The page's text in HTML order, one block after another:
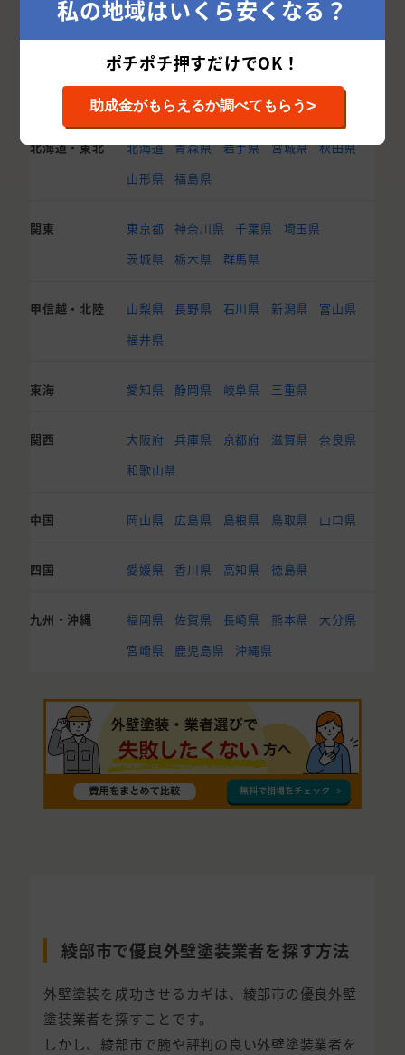
他都道府県から外壁塗装業者を探す
北海道・東北 北海道 青森県 岩手県 宮城県
秋田県
山形県
福島県
関東 東京都 神奈川県 千葉県
埼玉県
茨城県
栃木県 群馬県
甲信越・北陸 山梨県 長野県 石川県 新潟県
富山県
福井県
東海 愛知県 静岡県 岐阜県 三重県
関西 大阪府 兵庫県 京都府 滋賀県
奈良県
和歌山県
中国 岡山県 広島県 島根県 鳥取県 山口県
四国 愛媛県 香川県 高知県 徳島県
九州・沖縄 福岡県 佐賀県 長崎県 熊本県
大分県
宮崎県
鹿児島県 沖縄県
綾部市で優良外壁塗装業者を探す方法
外壁塗装を成功させるカギは、綾部市の優良外壁
塗装業者を探すことです。
しかし、綾部市で腕や評判の良い外壁塗装業者を
私の地域はいくら安くなる？
ポチポチ押すだけでOK！
助成金がもらえるか調べてもらう>